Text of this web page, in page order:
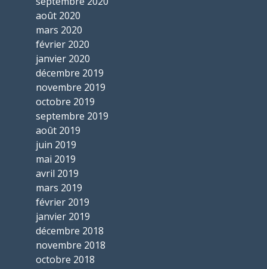
août 2020
mars 2020
février 2020
janvier 2020
décembre 2019
novembre 2019
octobre 2019
septembre 2019
août 2019
juin 2019
mai 2019
avril 2019
mars 2019
février 2019
janvier 2019
décembre 2018
novembre 2018
octobre 2018